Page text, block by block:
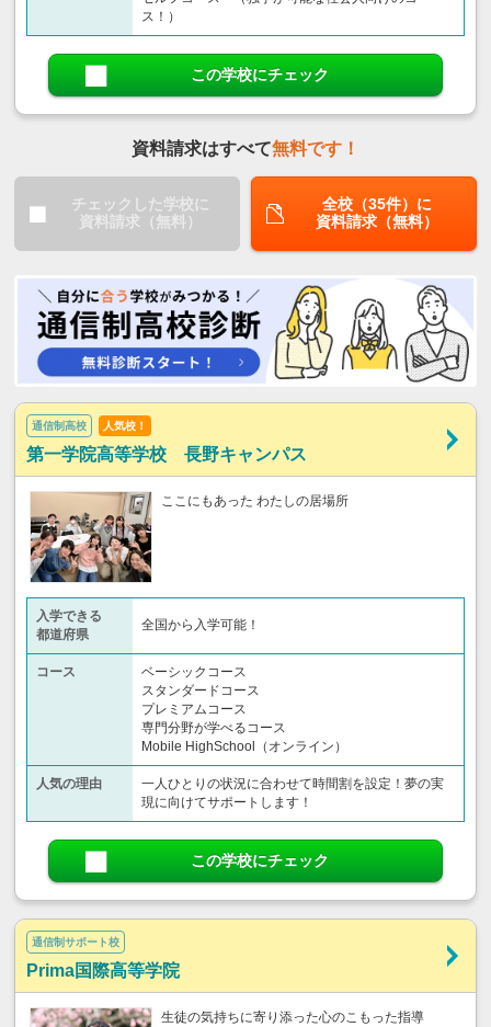
ス！）
この学校にチェック
資料請求はすべて無料です！
チェックした学校に
資料請求（無料）
全校（35件）に
資料請求（無料）
通信制高校 人気校！
第一学院高等学校 長野キャンパス
ここにもあった わたしの居場所
入学できる
都道府県
全国から入学可能！
コース
ベーシックコース
スタンダードコース
プレミアムコース
専門分野が学べるコース
Mobile HighSchool（オンライン）
人気の理由
一人ひとりの状況に合わせて時間割を設定！夢の実
現に向けてサポートします！
この学校にチェック
通信制サポート校
Prima国際高等学院
生徒の気持ちに寄り添った心のこもった指導